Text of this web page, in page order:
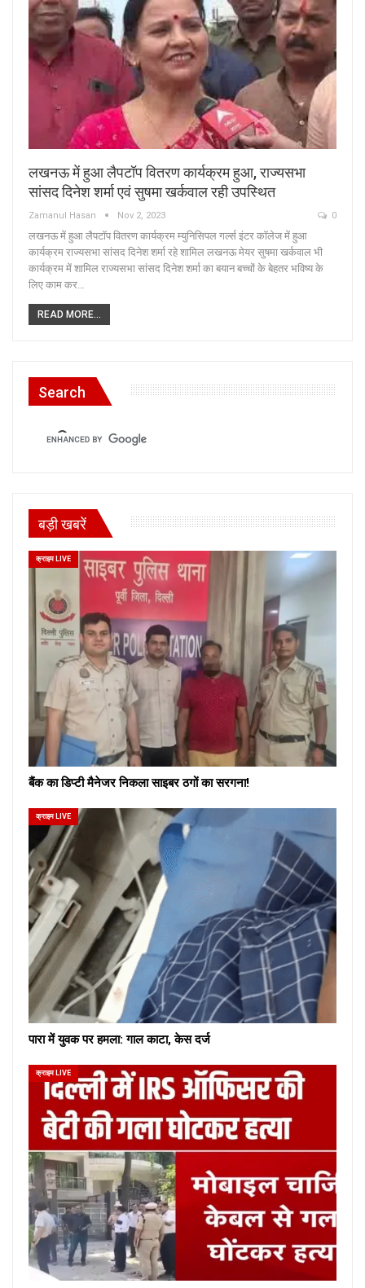
लखनऊ में हुआ लैपटॉप वितरण कार्यक्रम हुआ, राज्यसभा
सांसद दिनेश शर्मा एवं सुषमा खर्कवाल रही उपस्थित
Zamanul Hasan Nov 2, 2023 0
लखनऊ में हुआ लैपटॉप वितरण कार्यक्रम म्युनिसिपल गर्ल्स इंटर कॉलेज में हुआ
कार्यक्रम राज्यसभा सांसद दिनेश शर्मा रहे शामिल लखनऊ मेयर सुषमा खर्कवाल भी
कार्यक्रम में शामिल राज्यसभा सांसद दिनेश शर्मा का बयान बच्चों के बेहतर भविष्य के
लिए काम कर…
READ MORE...
Search
बड़ी खबरें
क्राइम LIVE
बैंक का डिप्टी मैनेजर निकला साइबर ठगों का सरगना!
क्राइम LIVE
पारा में युवक पर हमला: गाल काटा, केस दर्ज
क्राइम LIVE